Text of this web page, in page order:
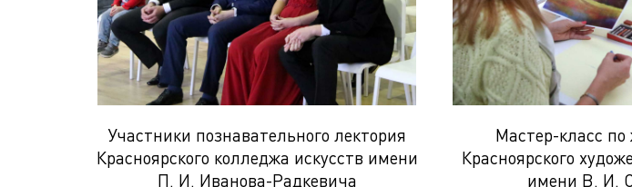
Участники познавательного лектория
Красноярского колледжа искусств имени
П. И. Иванова-Радкевича
Мастер-класс
Красноярского
имени В. И.